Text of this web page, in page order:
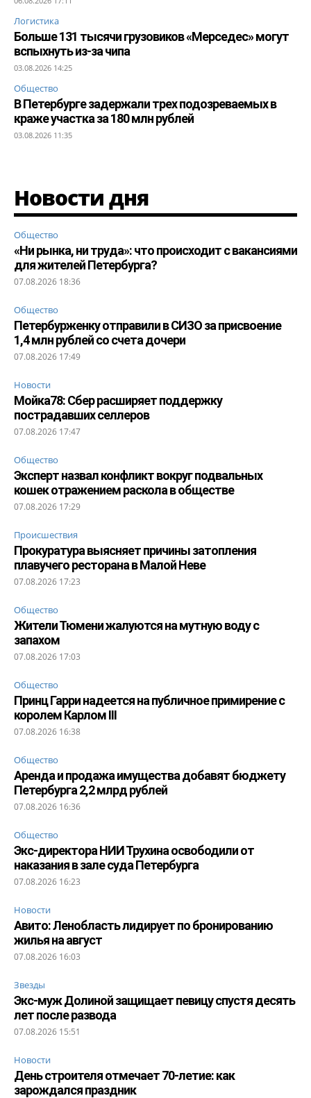
Логистика
Больше 131 тысячи грузовиков «Мерседес» могут
вспыхнуть из-за чипа
03.08.2026 14:25
Общество
В Петербурге задержали трех подозреваемых в
краже участка за 180 млн рублей
03.08.2026 11:35
Новости дня
Общество
«Ни рынка, ни труда»: что происходит с вакансиями
для жителей Петербурга?
07.08.2026 18:36
Общество
Петербурженку отправили в СИЗО за присвоение
1,4 млн рублей со счета дочери
07.08.2026 17:49
Новости
Мойка78: Сбер расширяет поддержку
пострадавших селлеров
07.08.2026 17:47
Общество
Эксперт назвал конфликт вокруг подвальных
кошек отражением раскола в обществе
07.08.2026 17:29
Происшествия
Прокуратура выясняет причины затопления
плавучего ресторана в Малой Неве
07.08.2026 17:23
Общество
Жители Тюмени жалуются на мутную воду с
запахом
07.08.2026 17:03
Общество
Принц Гарри надеется на публичное примирение с
королем Карлом III
07.08.2026 16:38
Общество
Аренда и продажа имущества добавят бюджету
Петербурга 2,2 млрд рублей
07.08.2026 16:36
Общество
Экс-директора НИИ Трухина освободили от
наказания в зале суда Петербурга
07.08.2026 16:23
Новости
Авито: Ленобласть лидирует по бронированию
жилья на август
07.08.2026 16:03
Звезды
Экс-муж Долиной защищает певицу спустя десять
лет после развода
07.08.2026 15:51
Новости
День строителя отмечает 70-летие: как
зарождался праздник